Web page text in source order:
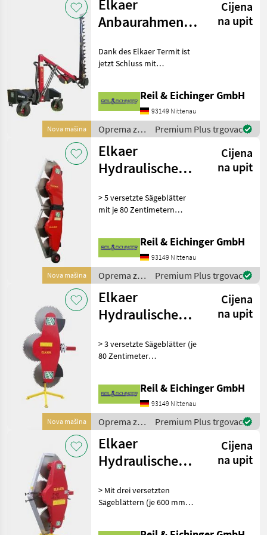
drveća /
Elkaer
Nova mašina
Elkaer
Anbaurahmen
für verschiedene
Anba
Cijena
na upit
Dank des Elkaer Termit ist
jetzt Schluss mit
Termit 1300 ist ein
Anbaurahmen mit
hydraulischem Auslegearm,
an dem neben einer Astsch
Reil & Eichinger GmbH
93149 Nittenau
Oprema za
uređenje
drveća /
Elkaer
Premium Plus trgovac
Nova mašina
Elkaer
Hydraulische
Cijena
na upit
> 5 versetzte Sägeblätter
mit je 80 Zentimetern
von bis zu 25 Zentimetern
Dicke sägen > Arbeitsbreite
3, 80 Mete
Reil & Eichinger GmbH
93149 Nittenau
Oprema za
uređenje
drveća /
Elkaer
Premium Plus trgovac
Nova mašina
Elkaer
Hydraulische
Cijena
na upit
> 3 versetzte Sägeblätter (je
80 Zentimeter
Sägt Äste bis zu 25
Zentimeter dicke Äste >
Arbeitsbreite von 2, 30
Reil & Eichinger GmbH
93149 Nittenau
Oprema za
uređenje
drveća /
Elkaer
Premium Plus trgovac
Elkaer
Hydraulische
Cijena
na upit
> Mit drei versetzten
Sägeblättern (je 600 mm